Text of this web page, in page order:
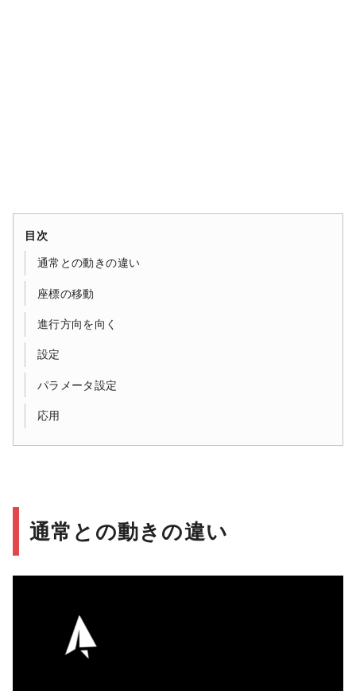
目次
通常との動きの違い
座標の移動
進行方向を向く
設定
パラメータ設定
応用
通常との動きの違い